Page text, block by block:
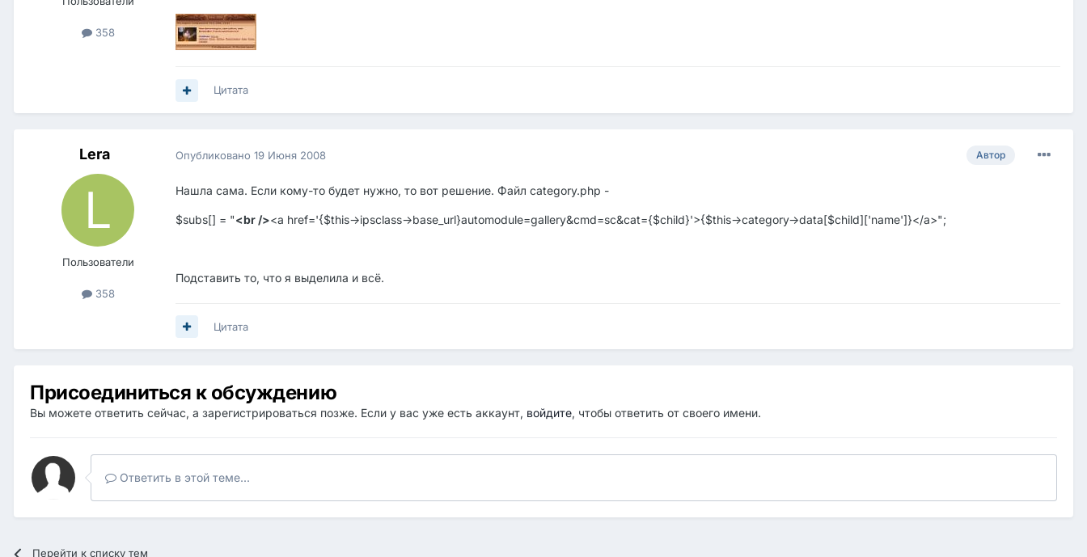
358
Цитата
Lera
Пользователи
358
Автор
Опубликовано 19 Июня 2008
Нашла сама. Если кому-то будет нужно, то вот решение. Файл category.php -
$subs[] = "<br /><a href='{$this->ipsclass->base_url}automodule=gallery&cmd=sc&cat={$child}'>{$this->category->data[$child]['name']}</a>";
Подставить то, что я выделила и всё.
Цитата
Присоединиться к обсуждению
Вы можете ответить сейчас, а зарегистрироваться позже. Если у вас уже есть аккаунт, войдите, чтобы ответить от своего имени.
Ответить в этой теме...
Перейти к списку тем